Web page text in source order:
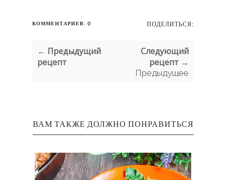
КОММЕНТАРИЕВ: 0 ПОДЕЛИТЬСЯ:
← Предыдущий
рецепт
Следующий
рецепт →
Предыдущее
ВАМ ТАКЖЕ ДОЛЖНО ПОНРАВИТЬСЯ